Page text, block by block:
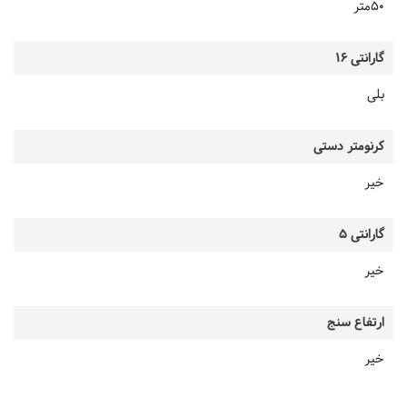
50متر
گارانتی 16
بلی
کرنومتر دستی
خیر
گارانتی 5
خیر
ارتفاع سنج
خیر